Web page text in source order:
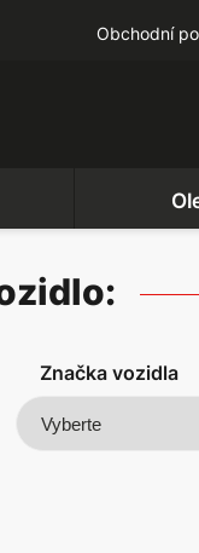
Obchodní
Značka vozidla